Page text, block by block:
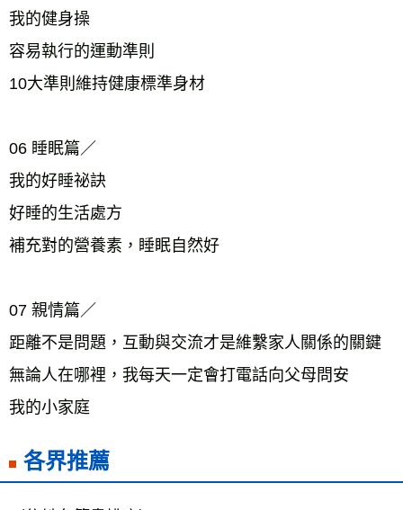
我的健身操
容易執行的運動準則
10大準則維持健康標準身材
06 睡眠篇／
我的好睡祕訣
好睡的生活處方
補充對的營養素，睡眠自然好
07 親情篇／
距離不是問題，互動與交流才是維繫家人關係的關鍵
無論人在哪裡，我每天一定會打電話向父母問安
我的小家庭
各界推薦